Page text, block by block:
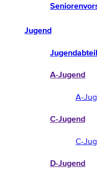
Jugend
A-Jugend
A-
C-Jugend
C-
D-Jugend